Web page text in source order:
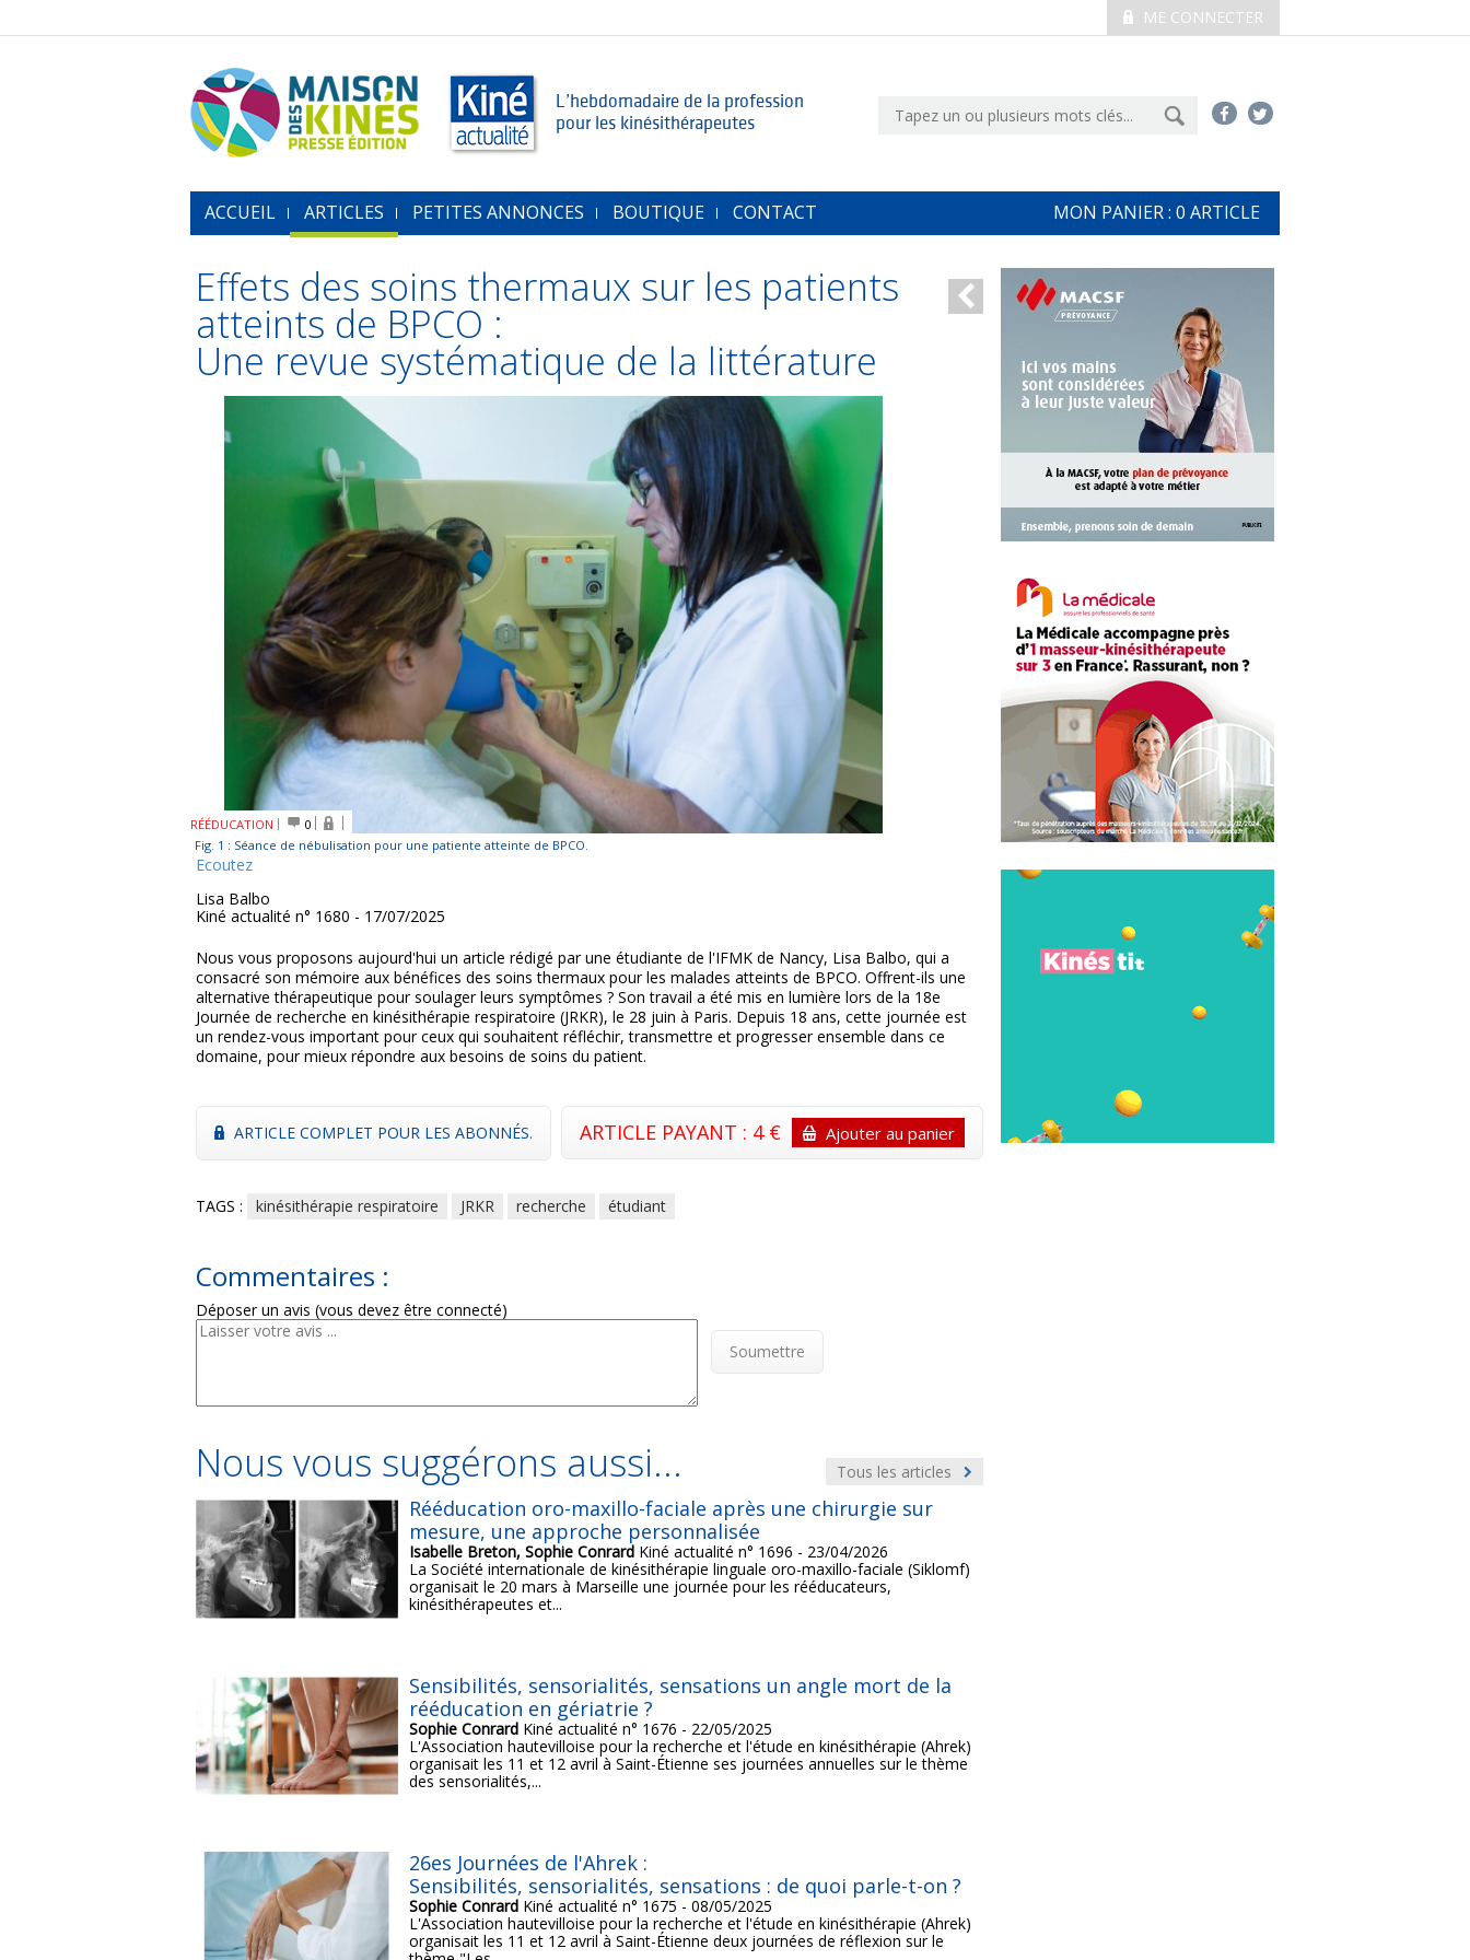
ME CONNECTER
L’hebdomadaire de la profession
pour les kinésithérapeutes
ACCUEIL ARTICLES PETITES ANNONCES BOUTIQUE CONTACT MON PANIER : 0 ARTICLE
Effets des soins thermaux sur les patients
atteints de BPCO :
Une revue systématique de la littérature
RÉÉDUCATION
0
Fig. 1 : Séance de nébulisation pour une patiente atteinte de BPCO.
Ecoutez
Lisa Balbo
Kiné actualité n° 1680 - 17/07/2025
Nous vous proposons aujourd'hui un article rédigé par une étudiante de l'IFMK de Nancy, Lisa Balbo, qui a
consacré son mémoire aux bénéfices des soins thermaux pour les malades atteints de BPCO. Offrent-ils une
alternative thérapeutique pour soulager leurs symptômes ? Son travail a été mis en lumière lors de la 18e
Journée de recherche en kinésithérapie respiratoire (JRKR), le 28 juin à Paris. Depuis 18 ans, cette journée est
un rendez-vous important pour ceux qui souhaitent réfléchir, transmettre et progresser ensemble dans ce
domaine, pour mieux répondre aux besoins de soins du patient.
ARTICLE COMPLET POUR LES ABONNÉS. ARTICLE PAYANT : 4 € Ajouter au panier
TAGS : kinésithérapie respiratoire JRKR recherche étudiant
Commentaires :
Déposer un avis (vous devez être connecté)
Soumettre
Tous les articles
Nous vous suggérons aussi...
Rééducation oro-maxillo-faciale après une chirurgie sur
mesure, une approche personnalisée
Isabelle Breton, Sophie ConrardKiné actualité n° 1696 - 23/04/2026
La Société internationale de kinésithérapie linguale oro-maxillo-faciale (Siklomf)
organisait le 20 mars à Marseille une journée pour les rééducateurs,
kinésithérapeutes et...
Sensibilités, sensorialités, sensations un angle mort de la
rééducation en gériatrie ?
Sophie ConrardKiné actualité n° 1676 - 22/05/2025
L'Association hautevilloise pour la recherche et l'étude en kinésithérapie (Ahrek)
organisait les 11 et 12 avril à Saint-Étienne ses journées annuelles sur le thème
des sensorialités,...
26es Journées de l'Ahrek :
Sensibilités, sensorialités, sensations : de quoi parle-t-on ?
Sophie ConrardKiné actualité n° 1675 - 08/05/2025
L'Association hautevilloise pour la recherche et l'étude en kinésithérapie (Ahrek)
organisait les 11 et 12 avril à Saint-Étienne deux journées de réflexion sur le